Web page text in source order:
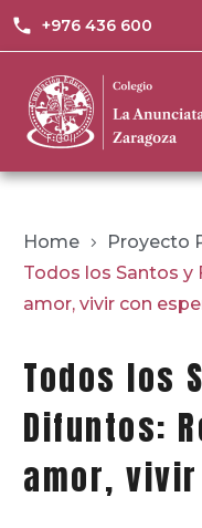
+976 436 600
Home
Proyecto
Todos los Santos y
amor, vivir con
Todos los
Difuntos:
amor,